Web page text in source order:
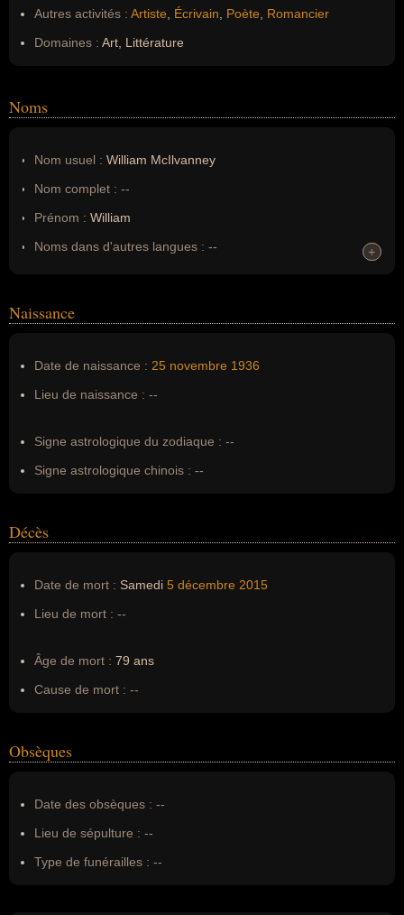
Autres activités : Artiste Écrivain Poète
Romancier
Domaines : Art, Littérature
Noms
Nom usuel : William McIlvanney
Nom complet : --
Prénom : William
Noms dans d'autres langues : --
Nom de famille :McIlvanney
+
+
Naissance
Date de naissance : 25 novembre 1936
Lieu de naissance : --
Signe astrologique du zodiaque : --
Signe astrologique chinois : --
Décès
Date de mort : Samedi 5 décembre 2015
Lieu de mort : --
Âge de mort : 79 ans
Cause de mort : --
Obsèques
Date des obsèques : --
Lieu de sépulture : --
Type de funérailles : --